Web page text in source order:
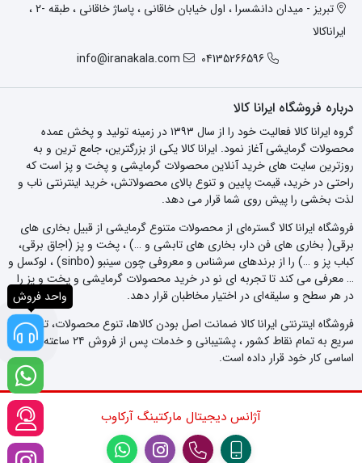
تبریز - میدان دانشسرا ، اول خیابان خاقانی ، پاساژ خاقانی ، طبقه -2 ،
ایراناکالا
04135266596
info@iranakala.com
درباره فروشگاه ایرانا کالا
گروه ایرانا کالا فعالیت خود را از سال ۱۳۹۳ در زمینه تولید و پخش عمده
محصولات گرمایشی آغاز نمود. ایرانا کالا یکی از بزرگترین، جامع ترین و به
روزترین سایت های خرید آنلاین محصولات گرمایشی و پخت و پز است که
راحتی در خرید، قیمت پایین و تنوع بالای محصولاتش، خرید اینترنتی ناب و
لذت بخشی را پیش روی شما قرار می دهد.
فروشگاه ایرانا کالا گستره‌ای از محصولات متنوع گرمایشی از قبیل بخاری های
برقی( بخاری های فن دار، بخاری های تابشی و …) ، پخت و پز (اجاق برقی،
کباب پز و …) را از برندهای سرشناس و معروفی چون سینبو (sinbo) ، لوکسل و
… معرفی می کند تا تجربه ای نو در خرید محصولات گرمایشی و پخت و پز را
در هر سطح و سلیقه‌ای در اختیار مخاطبان قرار دهد.
فروشگاه اینترنتی ایرانا کالا ضمانت اصل بودن کالاها، تنوع محصولات، تحویل
سریع به تمام نقاط کشور ، پشتیبانی و خدمات پس از فروش ۲۴ ساعته را اصل
اساسی کار خود قرار داده است.
آژانس دیجیتال مارکتینگ آرکاوب
واحد فروش